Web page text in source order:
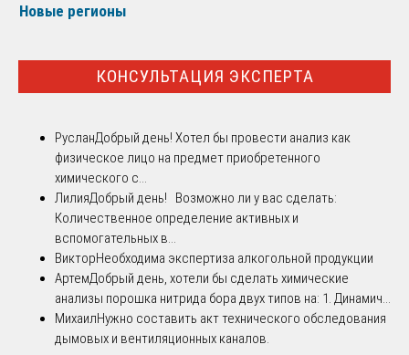
Новые регионы
КОНСУЛЬТАЦИЯ ЭКСПЕРТА
РусланДобрый день! Хотел бы провести анализ как
физическое лицо на предмет приобретенного
химического с...
ЛилияДобрый день! Возможно ли у вас сделать:
Количественное определение активных и
вспомогательных в...
ВикторНеобходима экспертиза алкогольной продукции
АртемДобрый день, хотели бы сделать химические
анализы порошка нитрида бора двух типов на: 1. Динамич...
МихаилНужно составить акт технического обследования
дымовых и вентиляционных каналов.